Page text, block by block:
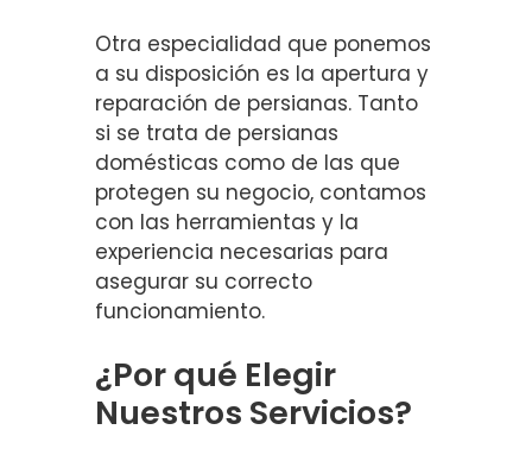
Otra especialidad que ponemos
a su disposición es la apertura y
reparación de persianas. Tanto
si se trata de persianas
domésticas como de las que
protegen su negocio, contamos
con las herramientas y la
experiencia necesarias para
asegurar su correcto
funcionamiento.
¿Por qué Elegir
Nuestros Servicios?